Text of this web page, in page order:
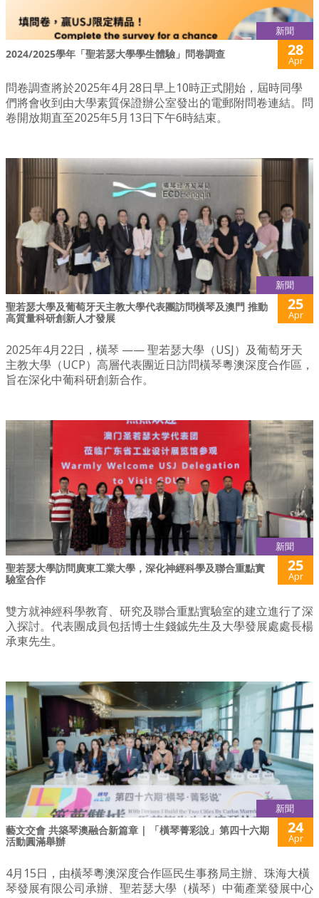
新聞
2024/2025學年「聖若瑟大學學生體驗」問卷調查 28
Apr
問卷調查將於2025年4月28日早上10時正式開始，屆時同學
們將會收到由大學素質保證辦公室發出的電郵附問卷連結。問
卷開放期直至2025年5月13日下午6時結束。
新聞
聖若瑟大學及葡萄牙天主教大學代表團訪問橫琴及澳門 推動
高質量科研創新人才發展
25
Apr
2025年4月22日，橫琴 —— 聖若瑟大學（USJ）及葡萄牙天
主教大學（UCP）高層代表團近日訪問橫琴粵澳深度合作區，
旨在深化中葡科研創新合作。
新聞
聖若瑟大學訪問廣東工業大學，深化神經科學及聯合重點實
驗室合作
25
Apr
雙方就神經科學教育、研究及聯合重點實驗室的建立進行了深
入探討。代表團成員包括博士生錢鋮先生及大學發展處處長楊
承東先生。
新聞
藝文交會 共築琴澳融合新篇章 | 「橫琴菁彩說」第四十六期
活動圓滿舉辦
24
Apr
4月15日，由橫琴粵澳深度合作區民生事務局主辦、珠海大橫
琴發展有限公司承辦、聖若瑟大學（橫琴）中葡產業發展中心